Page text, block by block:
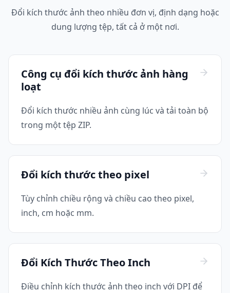
Đổi kích thước ảnh theo nhiều đơn vị, định dạng hoặc
dung lượng tệp, tất cả ở một nơi.
Công cụ đổi kích thước ảnh hàng
loạt
Đổi kích thước nhiều ảnh cùng lúc và tải toàn bộ
trong một tệp ZIP.
Đổi kích thước theo pixel
Tùy chỉnh chiều rộng và chiều cao theo pixel,
inch, cm hoặc mm.
Đổi Kích Thước Theo Inch
Điều chỉnh kích thước ảnh theo inch với DPI để